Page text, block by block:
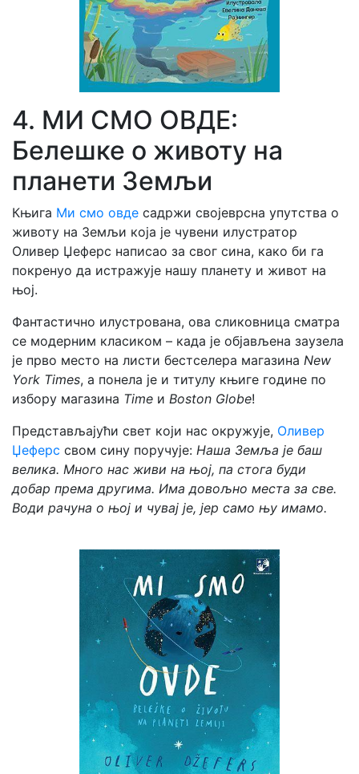
4. МИ СМО ОВДЕ:
Белешке о животу на
планети Земљи
Књига Ми смо овде садржи својеврсна упутства о
животу на Земљи која је чувени илустратор
Оливер Џеферс написао за свог сина, како би га
покренуо да истражује нашу планету и живот на
њој.
Фантастично илустрована, ова сликовница сматра
се модерним класиком – када је објављена заузела
је прво место на листи бестселера магазина New
York Times, а понела је и титулу књиге године по
избору магазина Time и Boston Globe!
Представљајући свет који нас окружује, Оливер
Џеферс свом сину поручује: Наша Земља је баш
велика. Много нас живи на њој, па стога буди
добар према другима. Има довољно места за све.
Води рачуна о њој и чувај је, јер само њу имамо.